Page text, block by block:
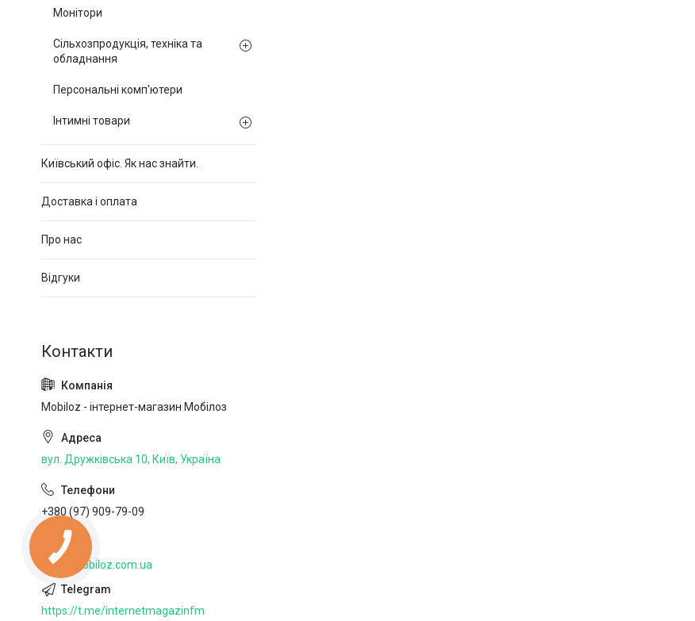
Монітори
Сільхозпродукція, техніка та
обладнання
Персональні комп'ютери
Інтимні товари
Київський офіс. Як нас знайти.
Доставка і оплата
Про нас
Відгуки
Mobiloz - інтернет-магазин Мобілоз
вул. Дружківська 10, Київ, Україна
+380 (97) 909-79-09
http://mobiloz.com.ua
https://t.me/internetmagazinfm